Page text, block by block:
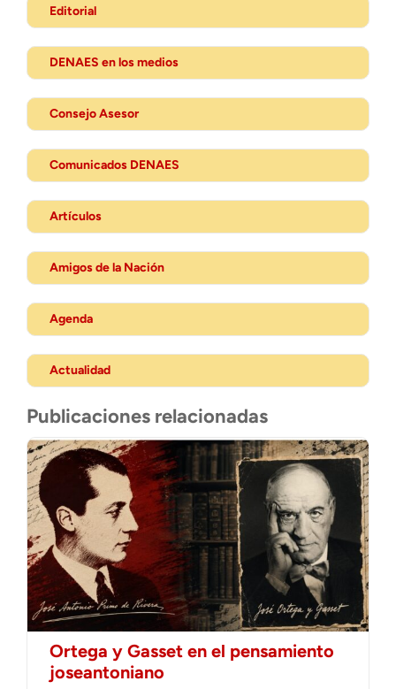
Editorial
DENAES en los medios
Consejo Asesor
Comunicados DENAES
Artículos
Amigos de la Nación
Agenda
Actualidad
Publicaciones relacionadas
Ortega y Gasset en el pensamiento
joseantoniano